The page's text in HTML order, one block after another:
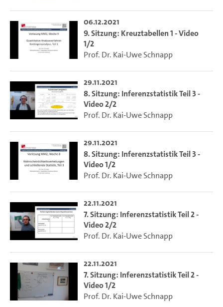
06.12.2021
9. Sitzung: Kreuztabellen 1 - Video
1/2
Prof. Dr. Kai-Uwe Schnapp
29.11.2021
8. Sitzung: Inferenzstatistik Teil 3 -
Video 2/2
Prof. Dr. Kai-Uwe Schnapp
29.11.2021
8. Sitzung: Inferenzstatistik Teil 3 -
Video 1/2
Prof. Dr. Kai-Uwe Schnapp
22.11.2021
7. Sitzung: Inferenzstatistik Teil 2 -
Video 2/2
Prof. Dr. Kai-Uwe Schnapp
22.11.2021
7. Sitzung: Inferenzstatistik Teil 2 -
Video 1/2
Prof. Dr. Kai-Uwe Schnapp